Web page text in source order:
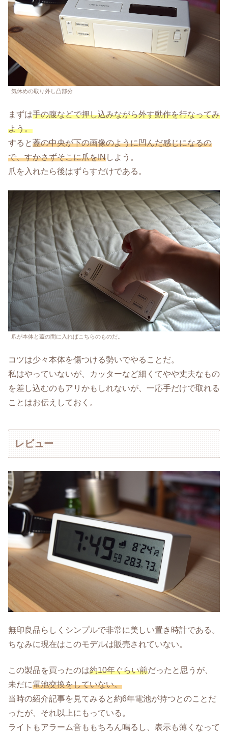
気休めの取り外し凸部分
まずは手の腹などで押し込みながら外す動作を行なってみ
よう。
すると蓋の中央が下の画像のように凹んだ感じになるの
で、すかさずそこに爪をINしよう。
爪を入れたら後はずらすだけである。
爪が本体と蓋の間に入ればこちらのものだ。
コツは少々本体を傷つける勢いでやることだ。
私はやっていないが、カッターなど細くてやや丈夫なもの
を差し込むのもアリかもしれないが、一応手だけで取れる
ことはお伝えしておく。
レビュー
無印良品らしくシンプルで非常に美しい置き時計である。
ちなみに現在はこのモデルは販売されていない。
この製品を買ったのは約10年ぐらい前だったと思うが、
未だに電池交換をしていない。
当時の紹介記事を見てみると約6年電池が持つとのことだ
ったが、それ以上にもっている。
ライトもアラーム音ももちろん鳴るし、表示も薄くなって